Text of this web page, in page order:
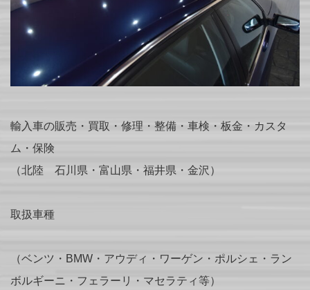
輸入車の販売・買取・修理・整備・車検・板金・カスタ
ム・保険
（北陸 石川県・富山県・福井県・金沢）
取扱車種
（ベンツ・BMW・アウディ・ワーゲン・ポルシェ・ラン
ボルギーニ・フェラーリ・マセラティ等）